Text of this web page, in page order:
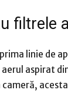
filtrele
linie de
aspirat
cameră,